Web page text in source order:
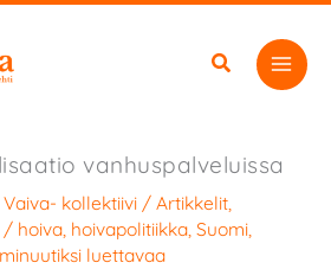
vanhuspalveluissa
Vaiva- kollektiivi / Artikkelit
/ hoiva hoivapolitiikka Suomi
luettavaa